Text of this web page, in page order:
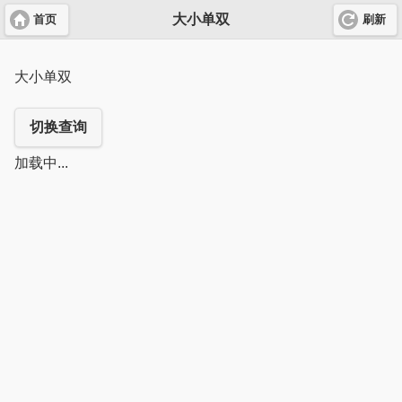
首页 大小单双 刷新
大小单双
切换查询
加载中...